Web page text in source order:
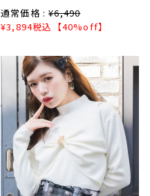
通常価格 : ¥6,490
¥3,894税込 【40%off】